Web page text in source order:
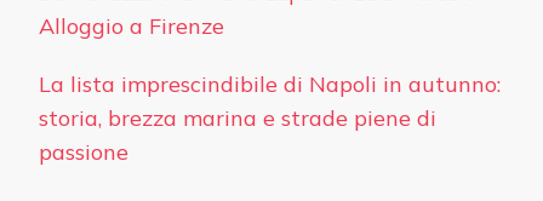
Alloggio a Firenze
La lista imprescindibile di Napoli in autunno:
storia, brezza marina e strade piene di
passione